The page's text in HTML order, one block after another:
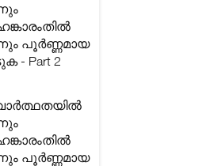
പൂർണ്ണമായ
- Part 2
പൂർണ്ണമായ